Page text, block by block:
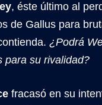
, éste último al
de Gallus para
¿Podrá
para su rivalidad?
fracasó en su